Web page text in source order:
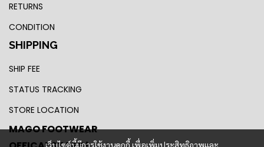
เว็บไซต์นี้มีการใช้งานคุกกี้ เพื่อเพิ่มประสิทธิภาพและ
RETURNS
CONDITION
SHIPPING
SHIP FEE
STATUS TRACKING
STORE LOCATION
MAGO FOOTWEAR